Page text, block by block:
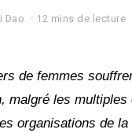
Dao 12 mins de lecture
de femmes
malgré les
organisations de